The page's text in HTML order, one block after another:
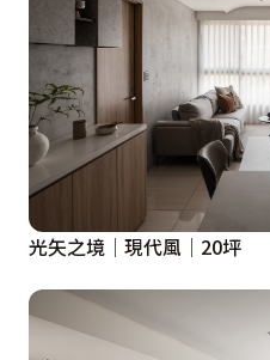
光矢之境│現代風│20坪